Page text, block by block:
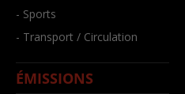
- Sports
- Transport / Circulation
ÉMISSIONS